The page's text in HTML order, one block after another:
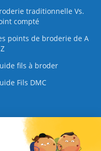
traditionnelle Vs.
compté
points de broderie de A
fils à broder
Fils DMC